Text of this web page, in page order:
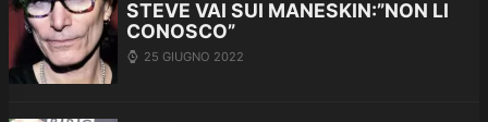
STEVE VAI SUI MANESKIN:”NON LI
CONOSCO”
25 GIUGNO 2022